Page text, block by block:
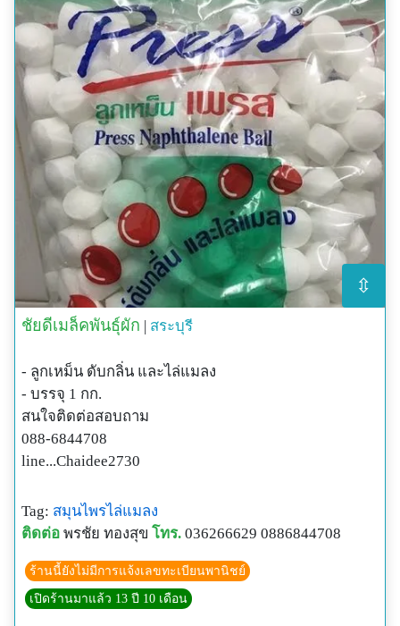
⇳
ชัยดีเมล็คพันธุ์ผัก | สระบุรี
- ลูกเหม็น ดับกลิ่น และไล่แมลง
- บรรจุ 1 กก.
สนใจติดต่อสอบถาม
088-6844708
line...Chaidee2730
Tag: สมุนไพรไล่แมลง
ติดต่อ พรชัย ทองสุข โทร. 036266629 0886844708
ร้านนี้ยังไม่มีการแจ้งเลขทะเบียนพานิชย์
เปิดร้านมาแล้ว 13 ปี 10 เดือน